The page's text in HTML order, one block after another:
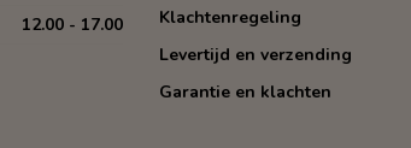
12.00 - 17.00
Klachtenregeling
Levertijd en verzending
Garantie en klachten